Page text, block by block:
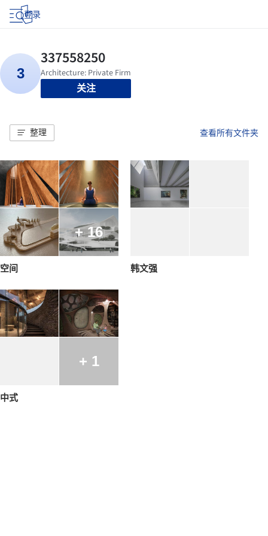
登录
关注
整理 查看所有文件夹
+ 16
空间 韩文强
+ 1
中式